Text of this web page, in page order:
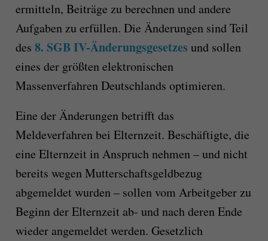
ermitteln, Beiträge zu berechnen und andere
Aufgaben zu erfüllen. Die Änderungen sind Teil
des 8. SGB IV-Änderungsgesetzes und sollen
eines der größten elektronischen
Massenverfahren Deutschlands optimieren.
Eine der Änderungen betrifft das
Meldeverfahren bei Elternzeit. Beschäftigte, die
eine Elternzeit in Anspruch nehmen – und nicht
bereits wegen Mutterschaftsgeldbezug
abgemeldet wurden – sollen vom Arbeitgeber zu
Beginn der Elternzeit ab- und nach deren Ende
wieder angemeldet werden. Gesetzlich